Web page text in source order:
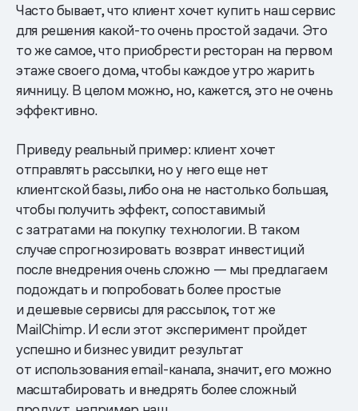
Часто бывает, что клиент хочет купить наш сервис
для решения какой-то очень простой задачи. Это
то же самое, что приобрести ресторан на первом
этаже своего дома, чтобы каждое утро жарить
яичницу. В целом можно, но, кажется, это не очень
эффективно.
Приведу реальный пример: клиент хочет
отправлять рассылки, но у него еще нет
клиентской базы, либо она не настолько большая,
чтобы получить эффект, сопоставимый
с затратами на покупку технологии. В таком
случае спрогнозировать возврат инвестиций
после внедрения очень сложно — мы предлагаем
подождать и попробовать более простые
и дешевые сервисы для рассылок, тот же
MailChimp. И если этот эксперимент пройдет
успешно и бизнес увидит результат
от использования email-канала, значит, его можно
масштабировать и внедрять более сложный